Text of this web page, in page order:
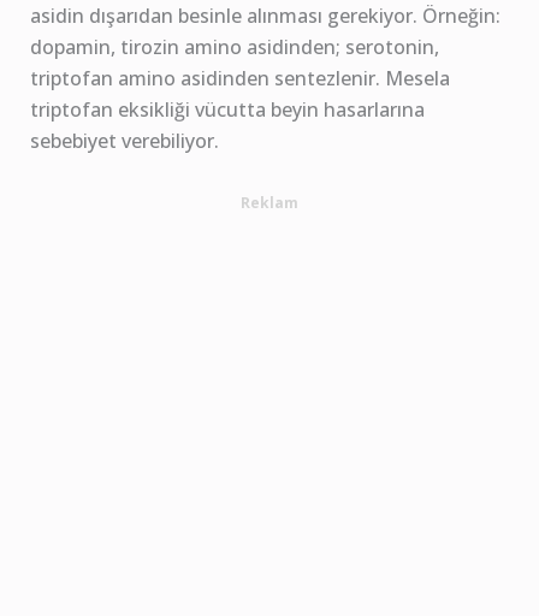
asidin dışarıdan besinle alınması gerekiyor. Örneğin:
dopamin, tirozin amino asidinden; serotonin,
triptofan amino asidinden sentezlenir. Mesela
triptofan eksikliği vücutta beyin hasarlarına
sebebiyet verebiliyor.
Reklam